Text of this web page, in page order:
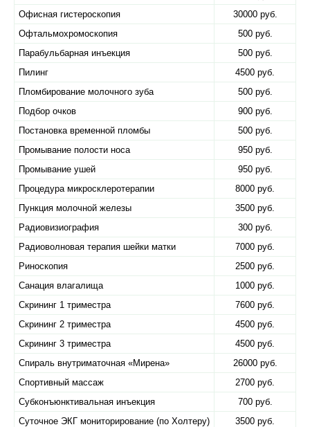
Офисная гистероскопия
30000 руб.
Офтальмохромоскопия
500 руб.
Парабульбарная инъекция
500 руб.
Пилинг
4500 руб.
Пломбирование молочного зуба
500 руб.
Подбор очков
900 руб.
Постановка временной пломбы
500 руб.
Промывание полости носа
950 руб.
Промывание ушей
950 руб.
Процедура микросклеротерапии
8000 руб.
Пункция молочной железы
3500 руб.
Радиовизиография
300 руб.
Радиоволновая терапия шейки матки
7000 руб.
Риноскопия
2500 руб.
Санация влагалища
1000 руб.
Скрининг 1 триместра
7600 руб.
Скрининг 2 триместра
4500 руб.
Скрининг 3 триместра
4500 руб.
Спираль внутриматочная «​Мирена»
26000 руб.
Спортивный массаж
2700 руб.
Субконъюнктивальная инъекция
700 руб.
Суточное ЭКГ мониторирование (по Холтеру)
3500 руб.